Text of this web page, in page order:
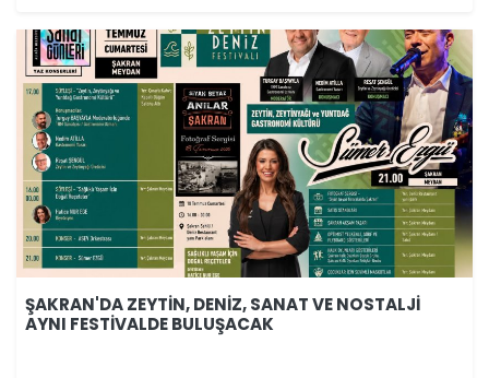
ŞAKRAN'DA ZEYTİN, DENİZ, SANAT VE NOSTALJİ
AYNI FESTİVALDE BULUŞACAK